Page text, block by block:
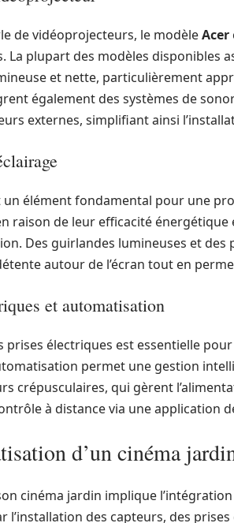
de vidéoprojecteurs, le modèleAcer
La plupart des modèles disponibles
et nette, particulièrement
également des systèmes de
externes, simplifiant ainsi
un élément fondamental pour une
raison de leur efficacité
Des guirlandes lumineuses et
autour de l’écran tout en
et automatisation
prises électriques est essentielle
permet une gestion
crépusculaires, qui gèrent
à distance via une application
d’un cinéma
cinéma jardin implique
l’installation des capteurs, des